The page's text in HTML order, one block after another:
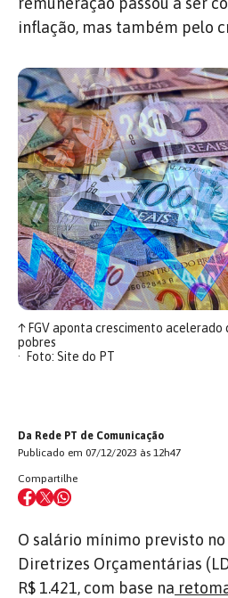
inflação, mas também pelo
↑FGV aponta crescimento acelerado
pobres
Foto: Site do PT
Da Rede PT de Comunicação
Publicado em 07/12/2023 às 12h47
Compartilhe
O salário mínimo previsto
Diretrizes Orçamentárias
R$ 1.421, com base na